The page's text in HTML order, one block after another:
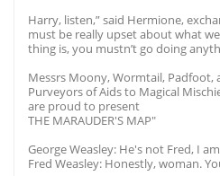
Harry, listen,” said Hermione,
must be really upset about what
thing is, you mustn’t go doing
Messrs Moony, Wormtail, Padfoot,
Purveyors of Aids to Magical
are proud to present
THE MARAUDER'S MAP"
George Weasley: He's not Fred, I
Fred Weasley: Honestly, woman.